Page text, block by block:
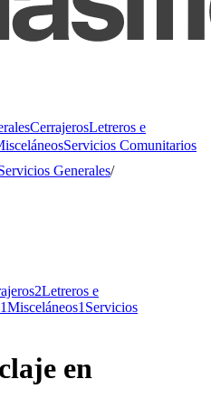
CerrajerosLetreros e
Servicios Comunitarios
Generales/
2Letreros e
1Misceláneos1Servicios
en